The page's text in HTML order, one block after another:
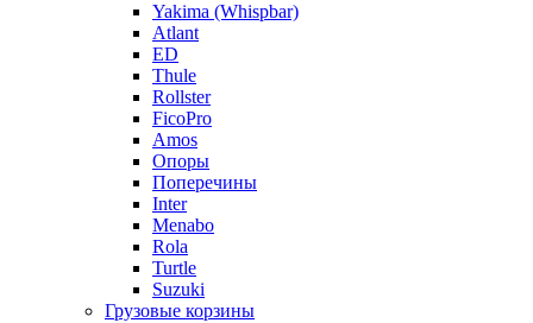
Yakima (Whispbar)
Atlant
ED
Thule
Rollster
FicoPro
Amos
Опоры
Поперечины
Inter
Menabo
Rola
Turtle
Suzuki
Грузовые корзины